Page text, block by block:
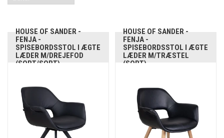
HOUSE OF SANDER -
FENJA -
SPISEBORDSSTOL I ÆGTE
LÆDER M/DREJEFOD
(SORT/SORT)
HOUSE OF SANDER -
FENJA -
SPISEBORDSSTOL I ÆGTE
LÆDER M/TRÆSTEL
(SORT)